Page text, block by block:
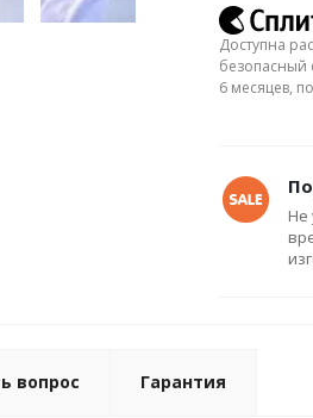
Доступна
безопасный
6 месяцев,
Не
вопрос Гарантия